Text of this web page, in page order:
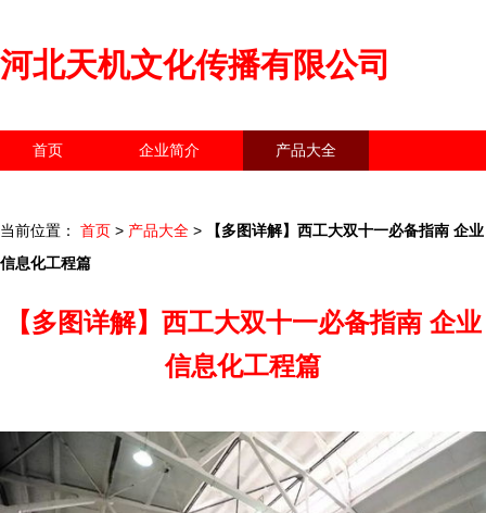
河北天机文化传播有限公司
首页 企业简介 产品大全
当前位置： 首页 > 产品大全 >
【多图详解】西工大双十一必备指南 企业
信息化工程篇
【多图详解】西工大双十一必备指南 企业
信息化工程篇